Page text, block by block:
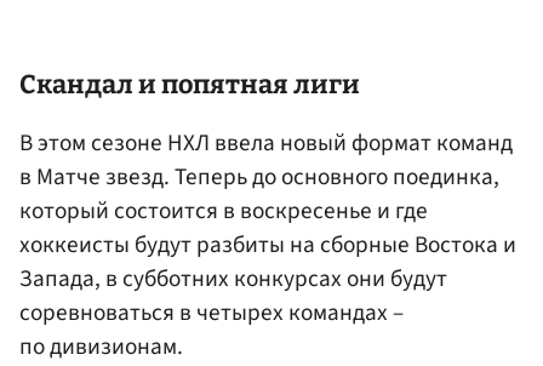
Скандал и попятная лиги
В этом сезоне НХЛ ввела новый формат команд
в Матче звезд. Теперь до основного поединка,
который состоится в воскресенье и где
хоккеисты будут разбиты на сборные Востока и
Запада, в субботних конкурсах они будут
соревноваться в четырех командах –
по дивизионам.